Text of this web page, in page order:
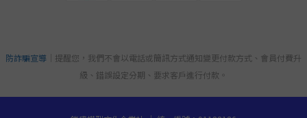
防詐騙宣導 ｜提醒您，我們不會以電話或簡訊方式通知變更付款方式、會員付費升
級、錯誤設定分期、要求客戶進行付款。